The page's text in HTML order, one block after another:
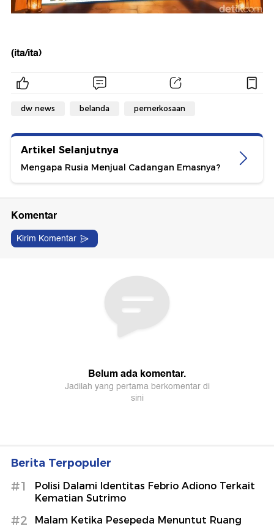
(ita/ita)
dw news belanda pemerkosaan
Artikel Selanjutnya
Mengapa Rusia Menjual Cadangan Emasnya?
Berita Terpopuler
#1
Polisi Dalami Identitas Febrio Adiono Terkait
Kematian Sutrimo
#2 Malam Ketika Pesepeda Menuntut Ruang